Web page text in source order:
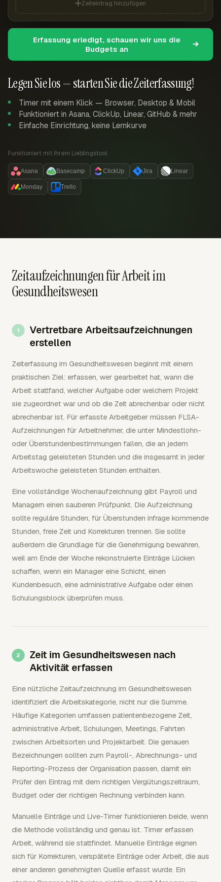
Legen Sie los — starten Sie die Zeiterfassung!
Timer mit einem Klick — Browser, Desktop & Mobil
Funktioniert in Asana, ClickUp, Linear, GitHub & mehr
Einfache Einrichtung, keine Lernkurve
Funktioniert mit Ihrem Lieblingstool:
Asana Basecamp ClickUp Jira Linear
Monday Trello
Zeiteintrag hinzufügen
Erfassung erledigt, schauen wir uns die
Budgets an
Zeitaufzeichnungen für Arbeit im
Gesundheitswesen
Vertretbare Arbeitsaufzeichnungen
erstellen
Zeiterfassung im Gesundheitswesen beginnt mit einem
praktischen Ziel: erfassen, wer gearbeitet hat, wann die
Arbeit stattfand, welcher Aufgabe oder welchem Projekt
sie zugeordnet war und ob die Zeit abrechenbar oder nicht
abrechenbar ist. Für erfasste Arbeitgeber müssen FLSA-
Aufzeichnungen für Arbeitnehmer, die unter Mindestlohn-
oder Überstundenbestimmungen fallen, die an jedem
Arbeitstag geleisteten Stunden und die insgesamt in jeder
Arbeitswoche geleisteten Stunden enthalten.
Eine vollständige Wochenaufzeichnung gibt Payroll und
Managern einen sauberen Prüfpunkt. Die Aufzeichnung
sollte reguläre Stunden, für Überstunden infrage kommende
Stunden, freie Zeit und Korrekturen trennen. Sie sollte
außerdem die Grundlage für die Genehmigung bewahren,
weil am Ende der Woche rekonstruierte Einträge Lücken
schaffen, wenn ein Manager eine Schicht, einen
Kundenbesuch, eine administrative Aufgabe oder einen
Schulungsblock überprüfen muss.
Zeit im Gesundheitswesen nach
Aktivität erfassen
Eine nützliche Zeitaufzeichnung im Gesundheitswesen
identifiziert die Arbeitskategorie, nicht nur die Summe.
Häufige Kategorien umfassen patientenbezogene Zeit,
administrative Arbeit, Schulungen, Meetings, Fahrten
zwischen Arbeitsorten und Projektarbeit. Die genauen
Bezeichnungen sollten zum Payroll-, Abrechnungs- und
Reporting-Prozess der Organisation passen, damit ein
Prüfer den Eintrag mit dem richtigen Vergütungszeitraum,
Budget oder der richtigen Rechnung verbinden kann.
Manuelle Einträge und Live-Timer funktionieren beide, wenn
die Methode vollständig und genau ist. Timer erfassen
Arbeit, während sie stattfindet. Manuelle Einträge eignen
sich für Korrekturen, verspätete Einträge oder Arbeit, die aus
einer anderen genehmigten Quelle erfasst wurde. Ein